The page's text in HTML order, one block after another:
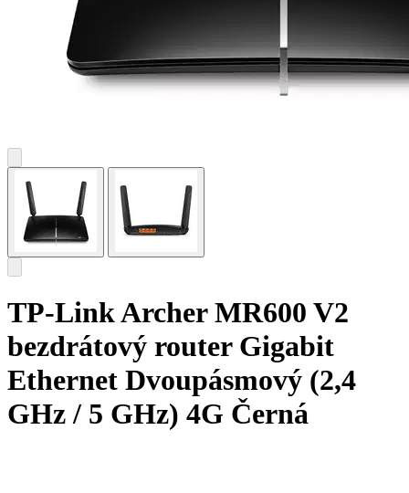
TP-Link Archer MR600 V2
bezdrátový router Gigabit
Ethernet Dvoupásmový (2,4
GHz / 5 GHz) 4G Černá